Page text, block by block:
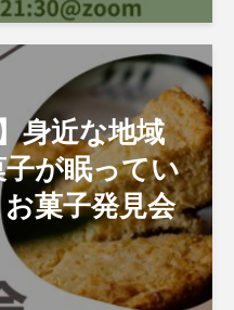
身近な地域
が眠ってい
菓子発見会